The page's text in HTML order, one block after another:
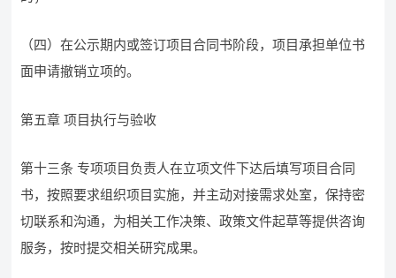
（四）在公示期内或签订项目合同书阶段，项目承担单位书
面申请撤销立项的。
第五章 项目执行与验收
第十三条 专项项目负责人在立项文件下达后填写项目合同
书，按照要求组织项目实施，并主动对接需求处室，保持密
切联系和沟通，为相关工作决策、政策文件起草等提供咨询
服务，按时提交相关研究成果。